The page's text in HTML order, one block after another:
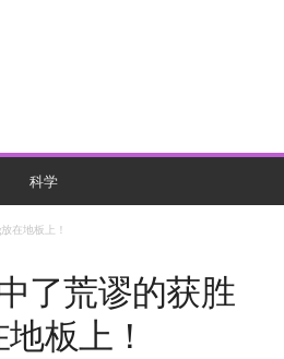
科学
在地板上！
了荒谬的获胜
板上！